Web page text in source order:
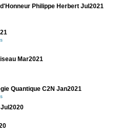
Philippe Herbert Jul2021
Mar2021
Quantique C2N Jan2021